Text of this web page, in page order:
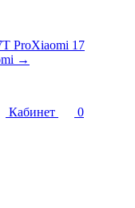
ProXiaomi 17
→
Кабинет
0